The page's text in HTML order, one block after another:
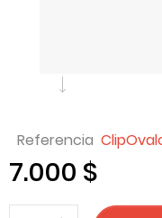
Referencia
7.000 $